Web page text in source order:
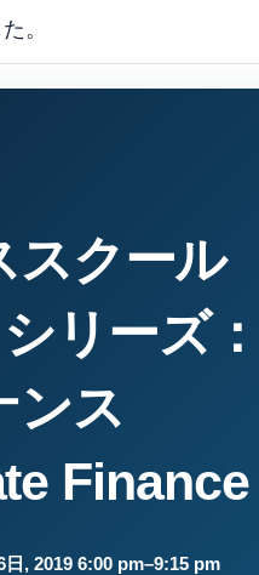
。
スクール
リーズ
ンス
Finance
日, 2019 6:00 pm–9:15 pm